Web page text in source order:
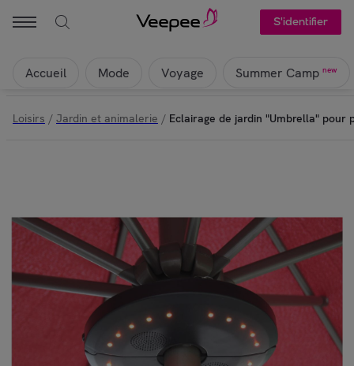
S'identifier
Accueil Mode Voyage Summer Camp new
Loisirs / Jardin et animalerie / Eclairage de jardin "Umbrella" pour